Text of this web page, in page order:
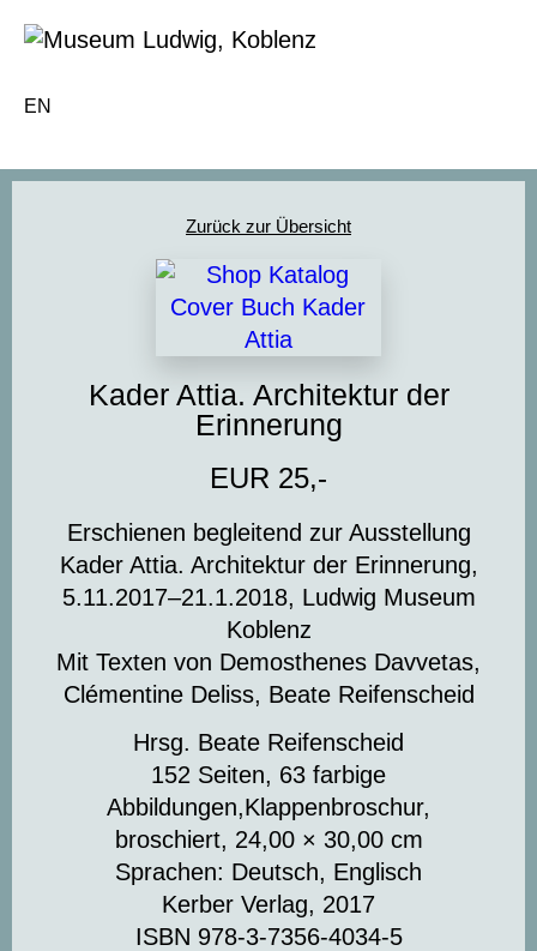
EN
Zurück zur Übersicht
Kader Attia. Architektur der
Erinnerung
EUR 25,-
Erschienen begleitend zur Ausstellung
Kader Attia. Architektur der Erinnerung,
5.11.2017–21.1.2018, Ludwig Museum
Koblenz
Mit Texten von Demosthenes Davvetas,
Clémentine Deliss, Beate Reifenscheid
Hrsg. Beate Reifenscheid
152 Seiten, 63 farbige
Abbildungen,Klappenbroschur,
broschiert, 24,00 × 30,00 cm
Sprachen: Deutsch, Englisch
Kerber Verlag, 2017
ISBN 978-3-7356-4034-5